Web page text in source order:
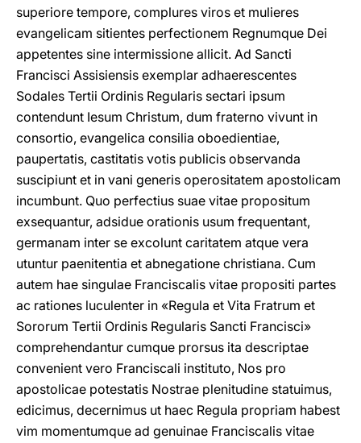
superiore tempore, complures viros et mulieres
evangelicam sitientes perfectionem Regnumque Dei
appetentes sine intermissione allicit. Ad Sancti
Francisci Assisiensis exemplar adhaerescentes
Sodales Tertii Ordinis Regularis sectari ipsum
contendunt Iesum Christum, dum fraterno vivunt in
consortio, evangelica consilia oboedientiae,
paupertatis, castitatis votis publicis observanda
suscipiunt et in vani generis operositatem apostolicam
incumbunt. Quo perfectius suae vitae propositum
exsequantur, adsidue orationis usum frequentant,
germanam inter se excolunt caritatem atque vera
utuntur paenitentia et abnegatione christiana. Cum
autem hae singulae Franciscalis vitae propositi partes
ac rationes luculenter in «Regula et Vita Fratrum et
Sororum Tertii Ordinis Regularis Sancti Francisci»
comprehendantur cumque prorsus ita descriptae
convenient vero Franciscali instituto, Nos pro
apostolicae potestatis Nostrae plenitudine statuimus,
edicimus, decernimus ut haec Regula propriam habest
vim momentumque ad genuinae Franciscalis vitae